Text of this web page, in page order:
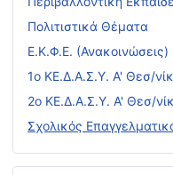
Πολιτιστικά Θέματα
Ε.Κ.Φ.Ε. (Ανακοινώσεις)
1ο ΚΕ.Δ.Α.Σ.Υ. Α' Θεσ/
2ο ΚΕ.Δ.Α.Σ.Υ. Α' Θεσ/
Σχολικός